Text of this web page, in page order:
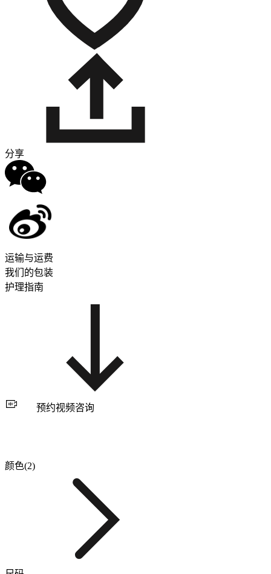
分享
运输与运费
我们的包装
护理指南
预约视频咨询
颜色(2)